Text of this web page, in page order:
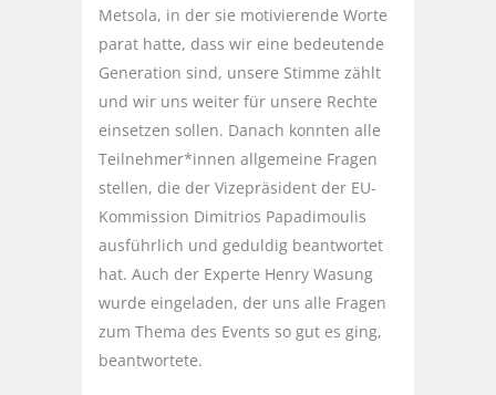
Metsola, in der sie motivierende Worte
parat hatte, dass wir eine bedeutende
Generation sind, unsere Stimme zählt
und wir uns weiter für unsere Rechte
einsetzen sollen. Danach konnten alle
Teilnehmer*innen allgemeine Fragen
stellen, die der Vizepräsident der EU-
Kommission Dimitrios Papadimoulis
ausführlich und geduldig beantwortet
hat. Auch der Experte Henry Wasung
wurde eingeladen, der uns alle Fragen
zum Thema des Events so gut es ging,
beantwortete.